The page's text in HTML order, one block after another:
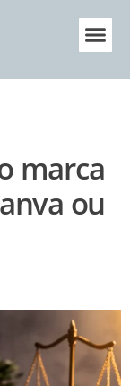
marca
ou